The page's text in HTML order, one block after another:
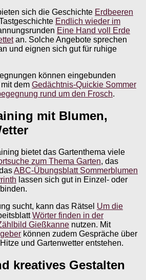
sich die Geschichte Erdbeeren
Endlich wieder im
Eine Hand voll Erde
an. Solche Angebote sprechen
und eignen sich gut für ruhige
können eingebunden
dem Gedächtnis-Quickie Sommer
rund um den Frosch.
mit Blumen,
bietet das Gartenthema viele
zum Thema Garten, das
ABC-Übungsblatt Sommerblumen
lassen sich gut in Einzel- oder
sucht, kann das Rätsel Um die
Wörter finden in der
Gießkanne nutzen. Mit
können zudem Gespräche über
und Gartenwetter entstehen.
kreatives Gestalten